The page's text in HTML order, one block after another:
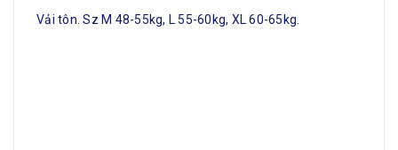
Vải tôn. Sz M 48-55kg, L 55-60kg, XL 60-65kg.